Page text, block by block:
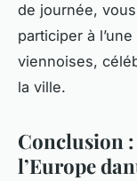
de journée,
participer à
viennoises,
la ville.
Conclusion :
l’Europe